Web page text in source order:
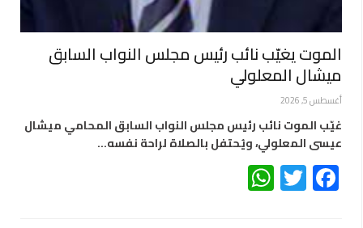
الموت يغيّب نائب رئيس مجلس النواب السابق
ميشال المعلولي
أغسطس 5, 2026
غيّب الموت نائب رئيس مجلس النواب السابق المحامي ميشال
عيسى المعلولي، ويُحتفل بالصلاة لراحة نفسه…
Facebook
Twitter